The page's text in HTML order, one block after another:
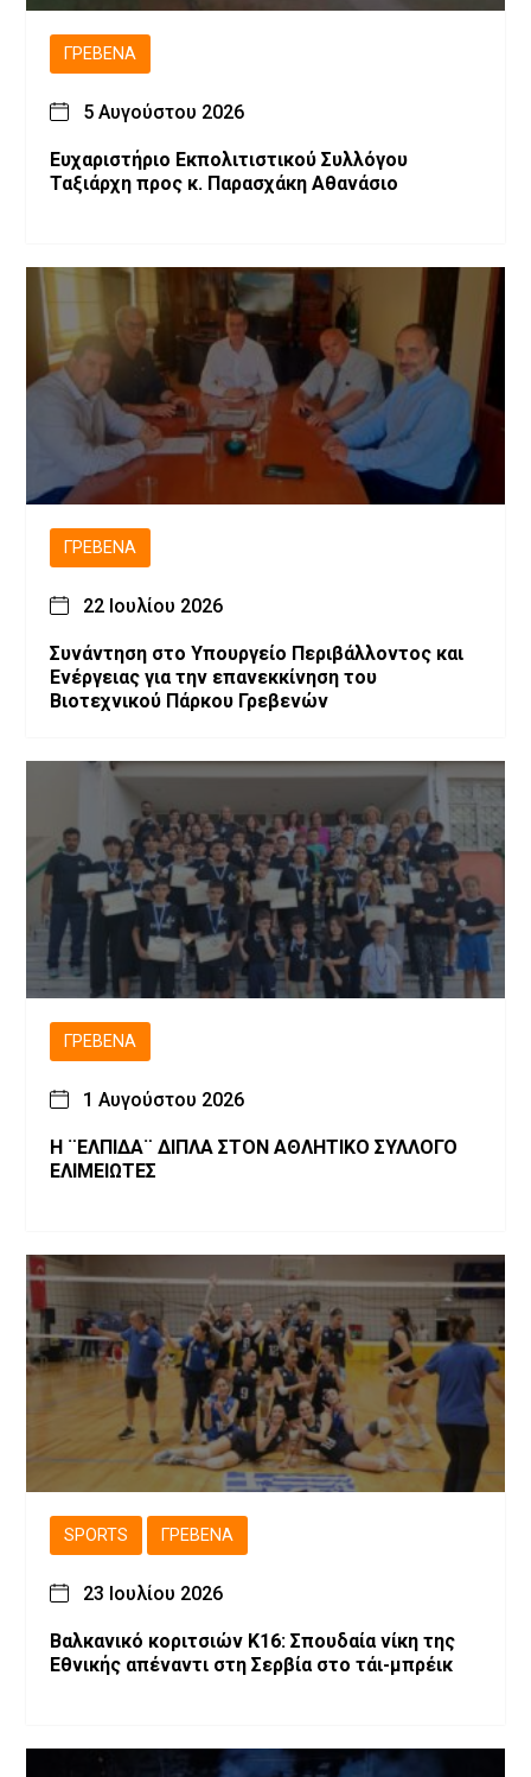
ΓΡΕΒΕΝΆ
5 Αυγούστου 2026
Ευχαριστήριο Εκπολιτιστικού Συλλόγου
Ταξιάρχη προς κ. Παρασχάκη Αθανάσιο
ΓΡΕΒΕΝΆ
22 Ιουλίου 2026
Συνάντηση στο Υπουργείο Περιβάλλοντος και
Ενέργειας για την επανεκκίνηση του
Βιοτεχνικού Πάρκου Γρεβενών
ΓΡΕΒΕΝΆ
1 Αυγούστου 2026
Η ¨ΕΛΠΙΔΑ¨ ΔΙΠΛΑ ΣΤΟΝ ΑΘΛΗΤΙΚΟ ΣΥΛΛΟΓΟ
ΕΛΙΜΕΙΩΤΕΣ
SPORTS ΓΡΕΒΕΝΆ
23 Ιουλίου 2026
Βαλκανικό κοριτσιών Κ16: Σπουδαία νίκη της
Εθνικής απέναντι στη Σερβία στο τάι-μπρέικ